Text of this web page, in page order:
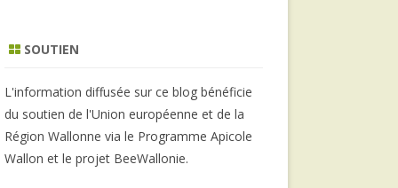
SOUTIEN
L'information diffusée sur ce blog bénéficie
du soutien de l'Union européenne et de la
Région Wallonne via le Programme Apicole
Wallon et le projet BeeWallonie.